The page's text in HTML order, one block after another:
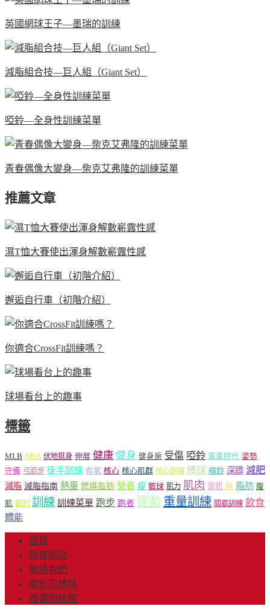
英國網球王子—墨瑞的訓練
減脂組合技—巨人組（Giant Set）
啞鈴—全身性訓練菜單
青春偶像大變身—柴克艾弗隆的訓練菜單
推薦文章
濕T恤大賽使出渾身解數嶄露性感
邂逅自行車（初階介紹）
你適合CrossFit訓練嗎？
球場看台上的趣事
標籤
MLB NBA 伏地挺身 伸展 健康 健身 健身房 受傷 啞鈴 單車時代 姿勢
守備 弓箭步 徒手訓練 有氧 核心 核心肌群 核心訓練 棒球 槓鈴 深蹲 減肥
減脂 減脂指南 熱量 燃燒脂肪 營養 瘦 籃球 肌力 肌肉 背肌 胖 脂肪 腹
肌 裁判 訓練 訓練菜單 跑步 跑者 運動 重量訓練 間歇訓練 飲食
體能
首頁
授權網站
聯絡我們
關於司博特
臉書粉絲團